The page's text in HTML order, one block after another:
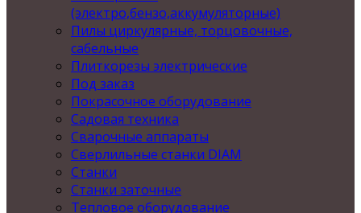
(электро,бензо,аккумуляторные)
Пилы циркулярные, торцовочные,
сабельные
Плиткорезы электрические
Под заказ
Покрасочное оборудование
Садовая техника
Сварочные аппараты
Сверлильные станки DIAM
Станки
Станки заточные
Тепловое оборудование